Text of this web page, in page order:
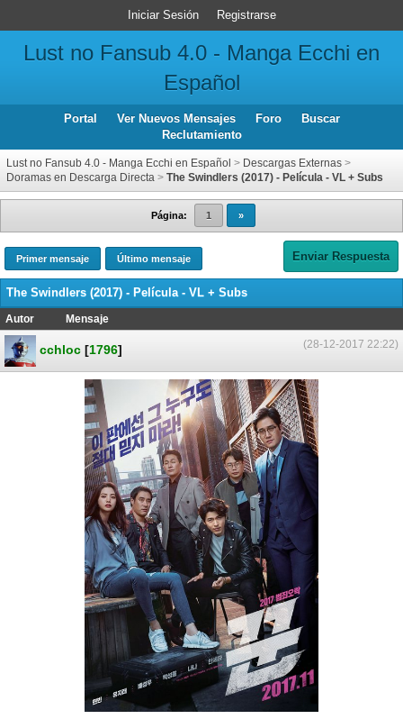
Iniciar Sesión Registrarse
Lust no Fansub 4.0 - Manga Ecchi en
Español
Portal Ver Nuevos Mensajes Foro
Buscar
Reclutamiento
Lust no Fansub 4.0 - Manga Ecchi en Español > Descargas Externas >
Doramas en Descarga Directa > The Swindlers (2017) - Película - VL + Subs
Página: 1 »
Primer mensaje Último mensaje Enviar Respuesta
The Swindlers (2017) - Película - VL + Subs
Autor
Mensaje
(28-12-2017 22:22)
cchloc [1796]